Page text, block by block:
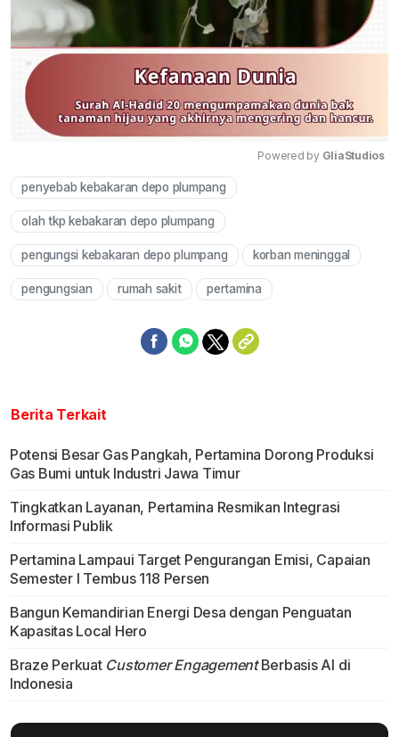
Powered by GliaStudios
penyebab kebakaran depo plumpang
olah tkp kebakaran depo plumpang
pengungsi kebakaran depo plumpang korban meninggal
pengungsian rumah sakit pertamina
Berita Terkait
Potensi Besar Gas Pangkah, Pertamina Dorong Produksi
Gas Bumi untuk Industri Jawa Timur
Tingkatkan Layanan, Pertamina Resmikan Integrasi
Informasi Publik
Pertamina Lampaui Target Pengurangan Emisi, Capaian
Semester I Tembus 118 Persen
Bangun Kemandirian Energi Desa dengan Penguatan
Kapasitas Local Hero
Braze Perkuat Customer EngagementBerbasis AI di
Indonesia